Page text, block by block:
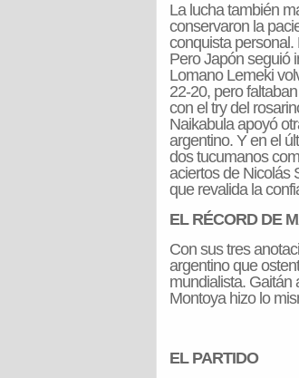
La lucha también
conservaron la
conquista personal.
Pero Japón seguió
Lomano Lemeki
22-20, pero
con el try del
Naikabula apoyó
argentino. Y en el
dos tucumanos
aciertos de Nicolás
que revalida la
EL RÉCORD DE
Con sus tres
argentino que
mundialista. Gaitán
Montoya hizo lo
EL PARTIDO